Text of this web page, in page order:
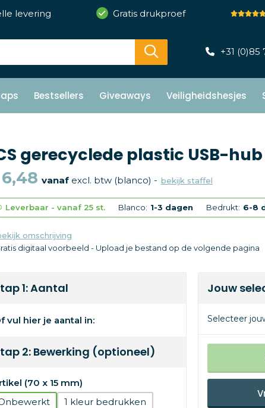
levering Gratis drukproef
+31 (0)85
Bestsellers Giveaways Veiligheidshesjes
gerecyclede plastic USB-
vanafexcl. btw (blanco) - bekijk staffel
Leverbaar - vanaf 25 st. Blanco: 1-3 dagen Bedrukt: 6-8
omschrijving
digitaal voorbeeld - Upload je bestand op de volgende pagina
1: Aantal
vul hier je aantal in:
2: Bewerking (optioneel)
(70 x 15 mm)
1
Jouw
Selecteer